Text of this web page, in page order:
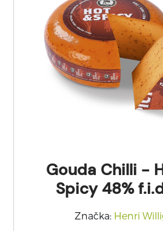
Gouda Chilli -
Spicy 48%
Značka: Henri